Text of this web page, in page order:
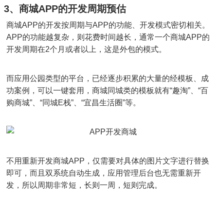
3、商城APP的开发周期预估
商城APP的开发按周期与APP的功能、开发模式密切相关。
APP的功能越复杂，则花费时间越长，通常一个商城APP的
开发周期在2个月或者以上，这是外包的模式。
而应用公园类型的平台，已经逐步积累的大量的经模板、成
功案例，可以一键套用，商城同城类的模板就有“趣淘”、“百
购商城”、“同城E栈”、“宜昌生活圈”等。
不用重新开发商城APP，仅需要对具体的图片文字进行替换
即可，而且双系统自动生成，应用管理后台也无需重新开
发，所以周期非常短，长则一周，短则完成。